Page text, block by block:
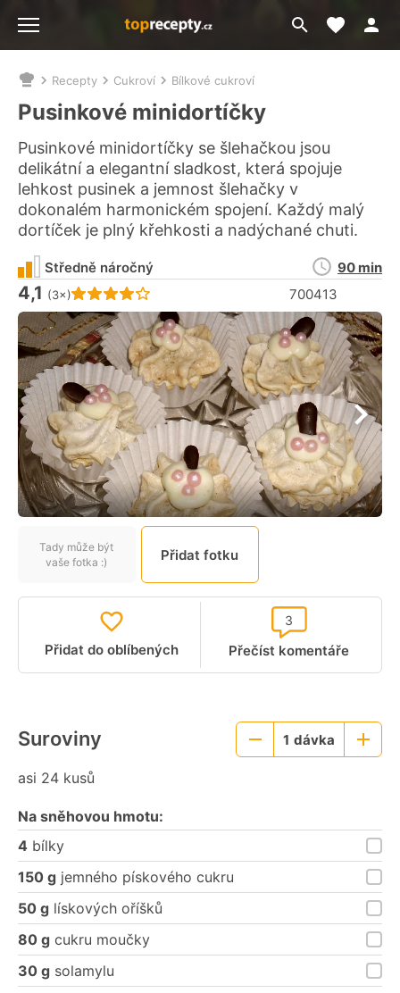
Přejít
na
Moje
Nacházíte
se
zde:
Recepty Cukroví Bílkové cukroví
Pusinkové minidortíčky
Pusinkové minidortíčky se šlehačkou jsou
delikátní a elegantní sladkost, která spojuje
lehkost pusinek a jemnost šlehačky v
dokonalém harmonickém spojení. Každý malý
dortíček je plný křehkosti a nadýchané chuti.
Hodnocení receptu je
4,1 (3×) 700413
Středně náročný
Doba
90 min
Tady může být
vaše fotka :)
Přidat fotku
Přidat do oblíbených Přečíst komentáře
3
Suroviny
asi 24 kusů
Menší
1 dávka
Větší
Na sněhovou hmotu:
4 bílky
150 g jemného pískového cukru
50 g lískových oříšků
80 g cukru moučky
30 g solamylu